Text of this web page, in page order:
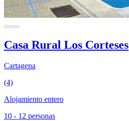
Casa Rural Los Corteses
Cartagena
(4)
Alojamiento entero
10 - 12 personas